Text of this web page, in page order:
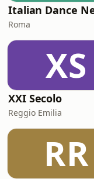
Roma
XS
XXI Secolo
Reggio Emilia
RR